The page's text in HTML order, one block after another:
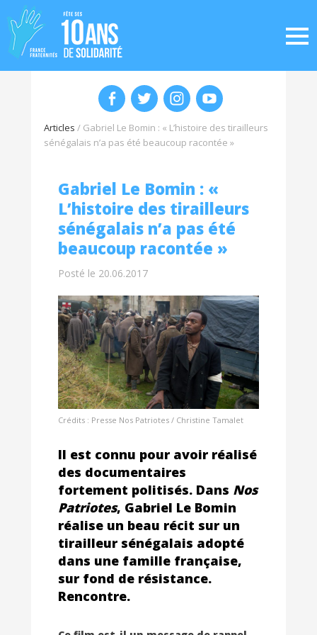
Articles / Gabriel Le Bomin : « L’histoire des tirailleurs
sénégalais n’a pas été beaucoup racontée »
Gabriel Le Bomin : «
L’histoire des tirailleurs
sénégalais n’a pas été
beaucoup racontée »
Posté le 20.06.2017
Crédits : Presse Nos Patriotes / Christine Tamalet
Il est connu pour avoir réalisé
des documentaires
fortement politisés. Dans Nos
Patriotes, Gabriel Le Bomin
réalise un beau récit sur un
tirailleur sénégalais adopté
dans une famille française,
sur fond de résistance.
Rencontre.